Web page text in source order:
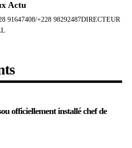
Actu
91647408/+228 98292487DIRECTEUR
officiellement installé chef de